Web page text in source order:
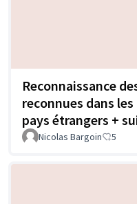
Reconnaissance
reconnues dans
pays étrangers +
Nicolas Bargoin 5